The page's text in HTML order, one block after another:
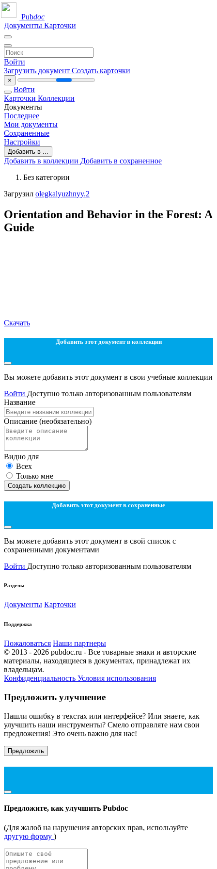
Pubdoc
Документы Карточки
Войти
Загрузить документ Создать карточки
×
Войти
Карточки Коллекции
Документы
Последнее
Мои документы
Сохраненные
Настройки
Добавить в ...
Добавить в коллекции Добавить в сохраненное
Без категории
Загрузил olegkalyuzhnyy.2
Orientation and Behavior in the Forest: A
Guide
Скачать
Добавить этот документ в коллекции
Вы можете добавить этот документ в свои учебные коллекции
Войти Доступно только авторизованным пользователям
Название
Описание (необязательно)
Видно для
Всех
Только мне
Создать коллекцию
Добавить этот документ в сохраненные
Вы можете добавить этот документ в свой список с
сохраненными документами
Войти Доступно только авторизованным пользователям
Разделы
Документы Карточки
Поддержка
Пожаловаться Наши партнеры
© 2013 - 2026 pubdoc.ru - Все товарные знаки и авторские
материалы, находящиеся в документах, принадлежат их
владельцам.
Конфиденциальность Условия использования
Предложить улучшение
Нашли ошибку в текстах или интерфейсе? Или знаете, как
улучшить наши инструменты? Смело отправляте нам свои
предложения! Это очень важно для нас!
Предложить
Предложите, как улучшить Pubdoc
(Для жалоб на нарушения авторских прав, используйте
другую форму )